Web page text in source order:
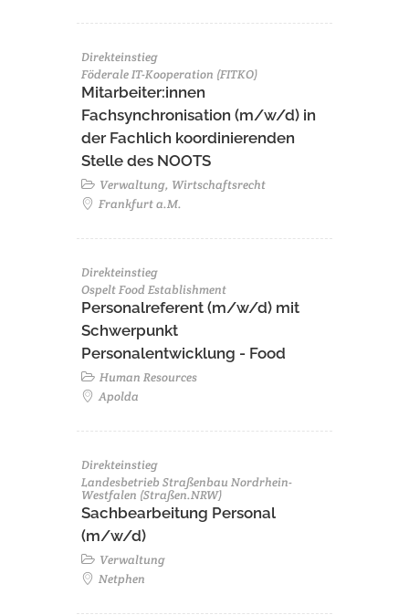
Direkteinstieg
Föderale IT-Kooperation (FITKO)
Mitarbeiter:innen
Fachsynchronisation (m/w/d) in
der Fachlich koordinierenden
Stelle des NOOTS
Verwaltung, Wirtschaftsrecht
Frankfurt a.M.
Direkteinstieg
Ospelt Food Establishment
Personalreferent (m/w/d) mit
Schwerpunkt
Personalentwicklung - Food
Human Resources
Apolda
Direkteinstieg
Landesbetrieb Straßenbau Nordrhein-
Westfalen (Straßen.NRW)
Sachbearbeitung Personal
(m/w/d)
Verwaltung
Netphen